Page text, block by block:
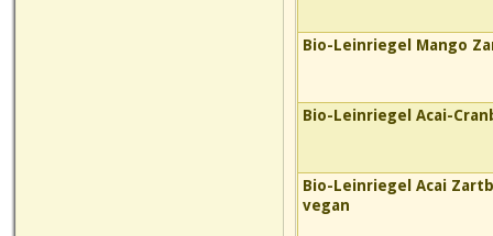
Bio-Leinriegel Mango
Bio-Leinriegel Acai-
Bio-Leinriegel Acai
vegan